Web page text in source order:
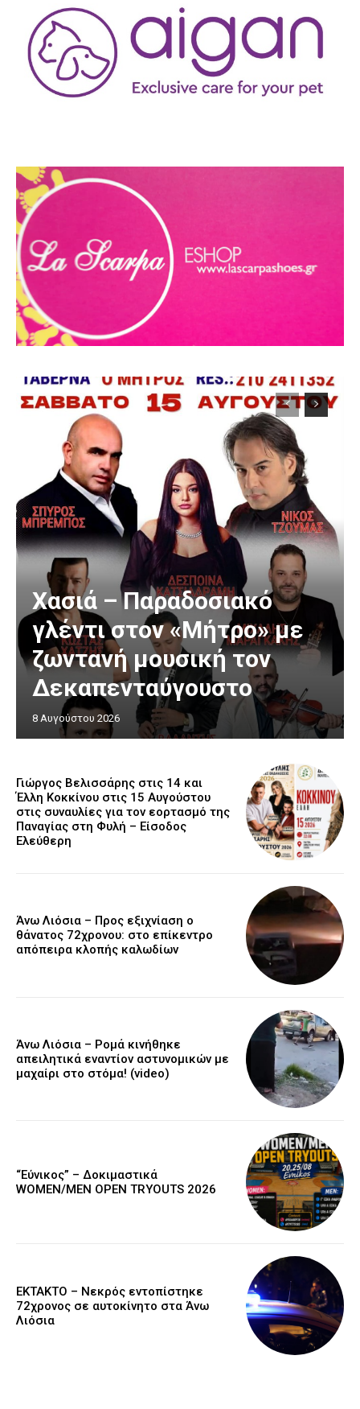
Χασιά – Παραδοσιακό
γλέντι στον «Μήτρο» με
ζωντανή μουσική τον
Δεκαπενταύγουστο
8 Αυγούστου 2026
Γιώργος Βελισσάρης στις 14 και
Έλλη Κοκκίνου στις 15 Αυγούστου
στις συναυλίες για τον εορτασμό της
Παναγίας στη Φυλή – Είσοδος
Ελεύθερη
Άνω Λιόσια – Προς εξιχνίαση ο
θάνατος 72χρονου: στο επίκεντρο
απόπειρα κλοπής καλωδίων
Άνω Λιόσια – Ρομά κινήθηκε
απειλητικά εναντίον αστυνομικών με
μαχαίρι στο στόμα! (video)
“Εύνικος” – Δοκιμαστικά
WOMEN/MEN OPEN TRYOUTS 2026
EKTAKTO – Νεκρός εντοπίστηκε
72χρονος σε αυτοκίνητο στα Άνω
Λιόσια